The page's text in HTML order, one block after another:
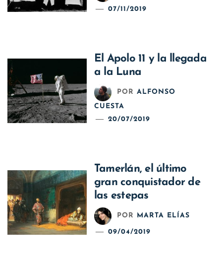
07/11/2019
El Apolo 11 y la llegada
a la Luna
POR ALFONSO
CUESTA
20/07/2019
Tamerlán, el último
gran conquistador de
las estepas
POR MARTA ELÍAS
09/04/2019